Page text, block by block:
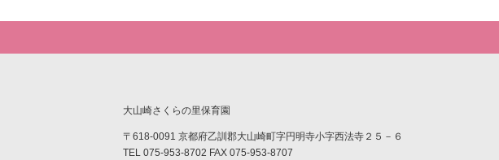
大山崎さくらの里保育園
〒618-0091 京都府乙訓郡大山崎町字円明寺小字西法寺２５－６
TEL 075-953-8702 FAX 075-953-8707